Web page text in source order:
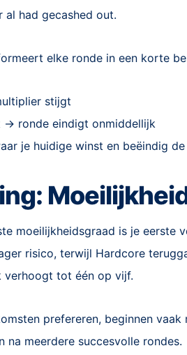
al had gecashed out.
elke ronde in een korte
stijgt
→ ronde eindigt onmiddellijk
je huidige winst en beëindig
moeilijkheidsgraad is je eerste
risico, terwijl Hardcore
verhoogt tot één op vijf.
prefereren, beginnen
na meerdere succesvolle rondes.